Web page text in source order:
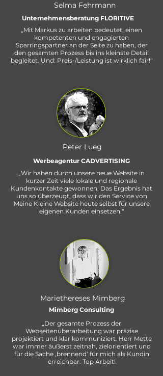
Selma Fehrmann
Unternehmensberatung FLORITIVE
„Mit Markus zu arbeiten bedeutet, einen
kompetenten und engagierten
Sparringspartner an der Seite zu haben, der
den gesamten Prozess bis ins kleinste Detail
begleitet. Und: Preis-/Leistung ist wirklich fair!“
Peter Lueg
Werbeagentur CADVERTISING
„Wir haben durch unsere neue Website in
kurzer Zeit viele lokale und regionale
Kundenkontakte gewonnen. Das Ergebnis hat
uns so überzeugt, dass wir den Service von
Meine Kleine Website heute selbst für unsere
eigenen Kunden einsetzen.“
Mariethereses Mimberg
Mimberg Consulting
„Der gesamte Prozess der
Webseitenüberarbeitung war präzise
projektiert und klar kommuniziert. Herr Mette
war immer äußerst zeitnah, zielorientiert und
für die Sache ‚brennend‘ für mich als Kundin
erreichbar. Top Arbeit!